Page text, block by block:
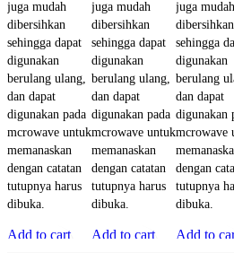
juga mudah
dibersihkan
sehingga dapat
digunakan
berulang ulang,
dan dapat
digunakan pada
mcrowave untuk
memanaskan
dengan catatan
tutupnya harus
dibuka.
Add to cart
juga mudah
dibersihkan
sehingga dapat
digunakan
berulang ulang,
dan dapat
digunakan pada
mcrowave untuk
memanaskan
dengan catatan
tutupnya harus
dibuka.
Add to cart
juga mudah
dibersihkan
sehingga
digunakan
berulang
dan dapat
digunakan
mcrowave
dengan
tutupnya
dibuka.
Add to